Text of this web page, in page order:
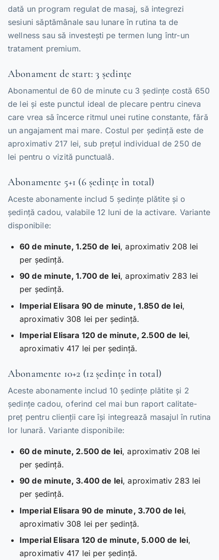
dată un program regulat de masaj, să integrezi
sesiuni săptămânale sau lunare în rutina ta de
wellness sau să investești pe termen lung într-un
tratament premium.
Abonament de start: 3 ședințe
Abonamentul de 60 de minute cu 3 ședințe costă 650
de lei și este punctul ideal de plecare pentru cineva
care vrea să încerce ritmul unei rutine constante, fără
un angajament mai mare. Costul per ședință este de
aproximativ 217 lei, sub prețul individual de 250 de
lei pentru o vizită punctuală.
Abonamente 5+1 (6 ședințe în total)
Aceste abonamente includ 5 ședințe plătite și o
ședință cadou, valabile 12 luni de la activare. Variante
disponibile:
60 de minute, 1.250 de lei, aproximativ 208 lei
per ședință.
90 de minute, 1.700 de lei, aproximativ 283 lei
per ședință.
Imperial Elisara 90 de minute, 1.850 de lei,
aproximativ 308 lei per ședință.
Imperial Elisara 120 de minute, 2.500 de lei,
aproximativ 417 lei per ședință.
Abonamente 10+2 (12 ședințe în total)
Aceste abonamente includ 10 ședințe plătite și 2
ședințe cadou, oferind cel mai bun raport calitate-
preț pentru clienții care își integrează masajul în rutina
lor lunară. Variante disponibile:
60 de minute, 2.500 de lei, aproximativ 208 lei
per ședință.
90 de minute, 3.400 de lei, aproximativ 283 lei
per ședință.
Imperial Elisara 90 de minute, 3.700 de lei,
aproximativ 308 lei per ședință.
Imperial Elisara 120 de minute, 5.000 de lei,
aproximativ 417 lei per ședință.